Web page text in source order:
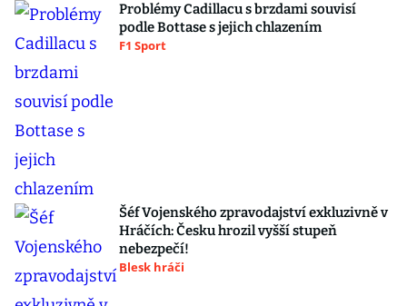
Problémy Cadillacu s brzdami souvisí
podle Bottase s jejich chlazením
F1 Sport
Šéf Vojenského zpravodajství exkluzivně v
Hráčích: Česku hrozil vyšší stupeň
nebezpečí!
Blesk hráči